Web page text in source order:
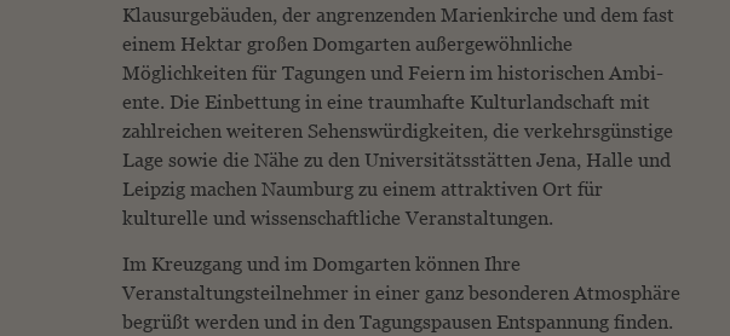
Klausurgebäuden, der angrenzenden Marienkirche und dem fast
einem Hektar gro­ßen Domgarten außergewöhnliche
Möglichkeiten für Tagungen und Feiern im historischen Ambi­
ente. Die Einbettung in eine traumhafte Kulturlandschaft mit
zahlreichen weiteren Sehenswürdig­keiten, die verkehrsgünstige
Lage sowie die Nähe zu den Universitätsstätten Jena, Halle und
Leipzig machen Naumburg zu einem attraktiven Ort für
kulturelle und wissenschaftliche Veranstaltungen.
Im Kreuzgang und im Domgarten können Ihre
Veranstaltungsteilnehmer in einer ganz besonderen Atmosphäre
begrüßt werden und in den Tagungspausen Entspannung finden.